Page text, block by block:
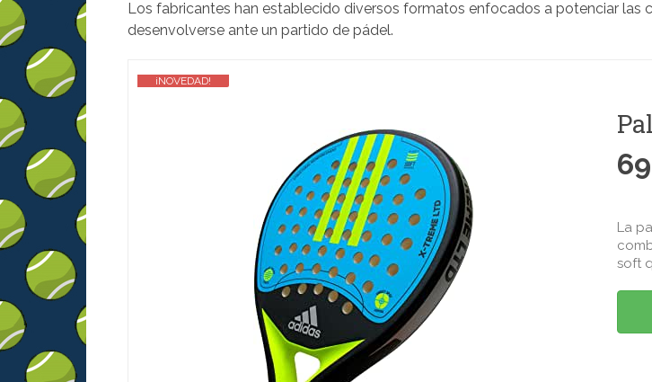
Los fabricantes han establecido diversos formatos enfocados a potenciar las
desenvolverse ante un partido de pádel.
¡NOVEDAD!
La
soft